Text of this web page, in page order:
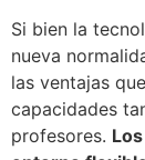
Si bien la
nueva
las ventajas
capacidades
profesores.